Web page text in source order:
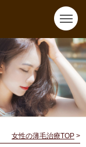
女性の薄毛治療TOP >